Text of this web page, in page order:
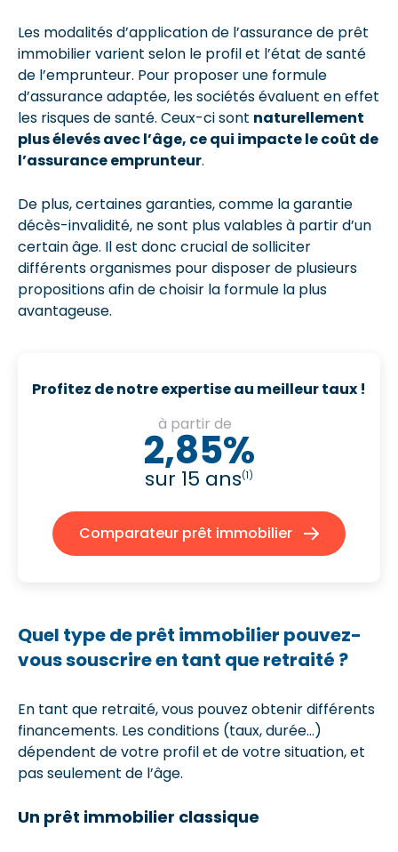
Les modalités d’application de l’assurance de prêt
immobilier varient selon le profil et l’état de santé
de l’emprunteur. Pour proposer une formule
d’assurance adaptée, les sociétés évaluent en effet
les risques de santé. Ceux-ci sont naturellement
plus élevés avec l’âge, ce qui impacte le coût de
l’assurance emprunteur.
De plus, certaines garanties, comme la garantie
décès-invalidité, ne sont plus valables à partir d’un
certain âge. Il est donc crucial de solliciter
différents organismes pour disposer de plusieurs
propositions afin de choisir la formule la plus
avantageuse.
Profitez de notre expertise au meilleur taux !
à partir de
2,85%
sur 15 ans(1)
Comparateur prêt immobilier
Quel type de prêt immobilier pouvez-
vous souscrire en tant que retraité ?
En tant que retraité, vous pouvez obtenir différents
financements. Les conditions (taux, durée…)
dépendent de votre profil et de votre situation, et
pas seulement de l’âge.
Un prêt immobilier classique